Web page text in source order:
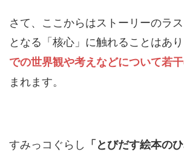
さて、ここからはストーリーのラ
となる「核心」に触れることはあり
での世界観や考えなどについて若
まれます。
すみっコぐらし 「とびだす絵本の